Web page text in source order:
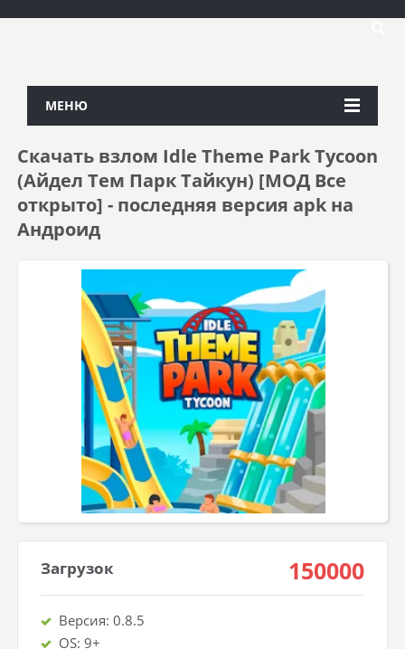
МЕНЮ
Скачать взлом Idle Theme Park Tycoon
(Айдел Тем Парк Тайкун) [МОД Все
открыто] - последняя версия apk на
Андроид
Загрузок 150000
Версия: 0.8.5
OS: 9+